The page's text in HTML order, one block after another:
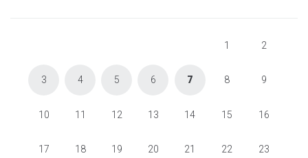
1 2
3 4 5 6 7 8 9
10 11 12 13 14 15 16
17 18 19 20 21 22 23